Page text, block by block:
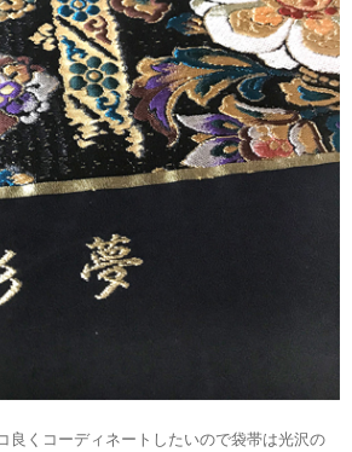
良くコーディネートしたいので袋帯は光沢の